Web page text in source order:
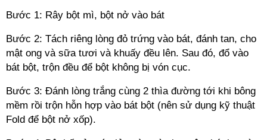
Bước 1: Rây bột mì, bột nở vào bát
Bước 2: Tách riêng lòng đỏ trứng vào bát, đánh tan, cho
mật ong và sữa tươi và khuấy đều lên. Sau đó, đổ vào
bát bột, trộn đều để bột không bị vón cục.
Bước 3: Đánh lòng trắng cùng 2 thìa đường tới khi bông
mềm rồi trộn hỗn hợp vào bát bột (nên sử dụng kỹ thuật
Fold để bột nở xốp).